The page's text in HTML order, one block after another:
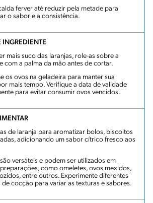
ferver até reduzir pela metade para
o sabor e a consistência.
INGREDIENTE
mais suco das laranjas, role-as sobre a
com a palma da mão antes de cortar.
os ovos na geladeira para manter sua
mais tempo. Verifique a data de validade
para evitar consumir ovos vencidos.
de laranja para aromatizar bolos, biscoitos
adicionando um sabor cítrico fresco aos
versáteis e podem ser utilizados em
como omeletes, ovos mexidos,
entre outros. Experimente diferentes
de cocção para variar as texturas e sabores.